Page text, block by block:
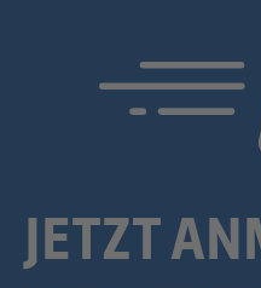
JETZT